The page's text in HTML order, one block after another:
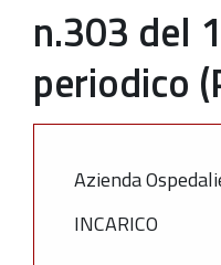
n.303 del
periodico
Azienda
INCARICO